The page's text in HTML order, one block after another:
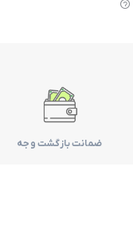
ضمانت بازگشت وجه